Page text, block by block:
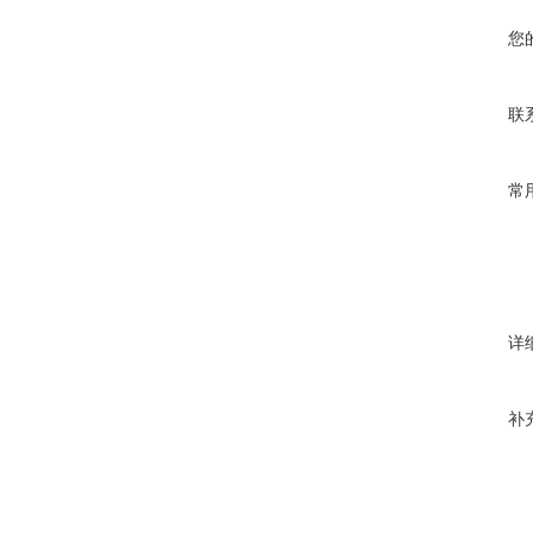
您
联
常
详
补